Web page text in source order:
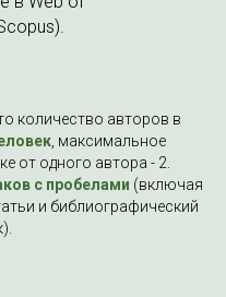
количество авторов в
, максимальное
от одного автора - 2.
с пробелами (включая
и библиографический